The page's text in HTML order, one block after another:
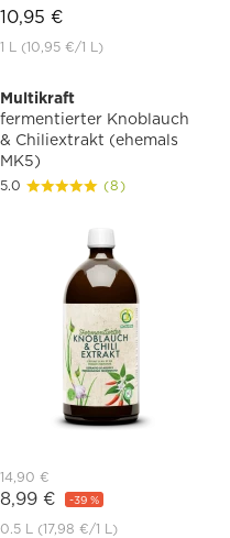
10,95 €
1 L (10,95 €/1 L)
Multikraft
fermentierter Knoblauch
& Chiliextrakt (ehemals
MK5)
5.0 (8)
14,90 €
8,99 € -39 %
0.5 L (17,98 €/1 L)